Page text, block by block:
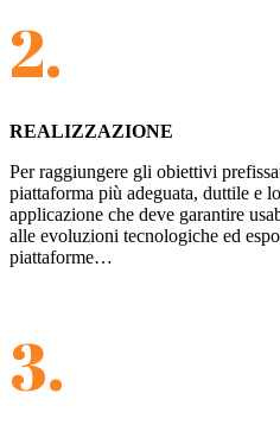
2.
REALIZZAZIONE
Per raggiungere gli obiettivi
piattaforma più adeguata, duttile e
applicazione che deve garantire
alle evoluzioni tecnologiche ed
piattaforme…
3.